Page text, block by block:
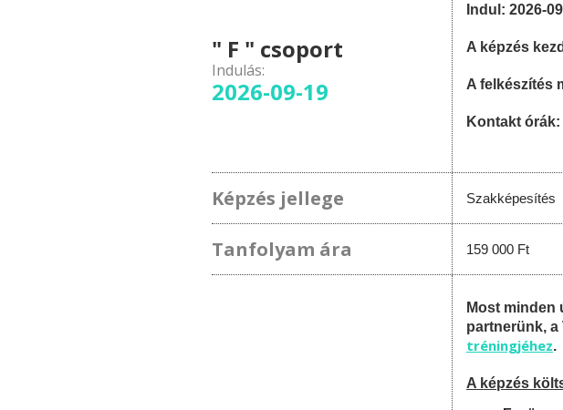
" F " csoport
Indulás:
2026-09-19
Indul: 2026-
A képzés
A felkészítés
Kontakt órák:
Képzés jellege Szakképesítés
Tanfolyam ára 159 000 Ft
Most minden
partnerünk, a
tréningjéhez.
A képzés